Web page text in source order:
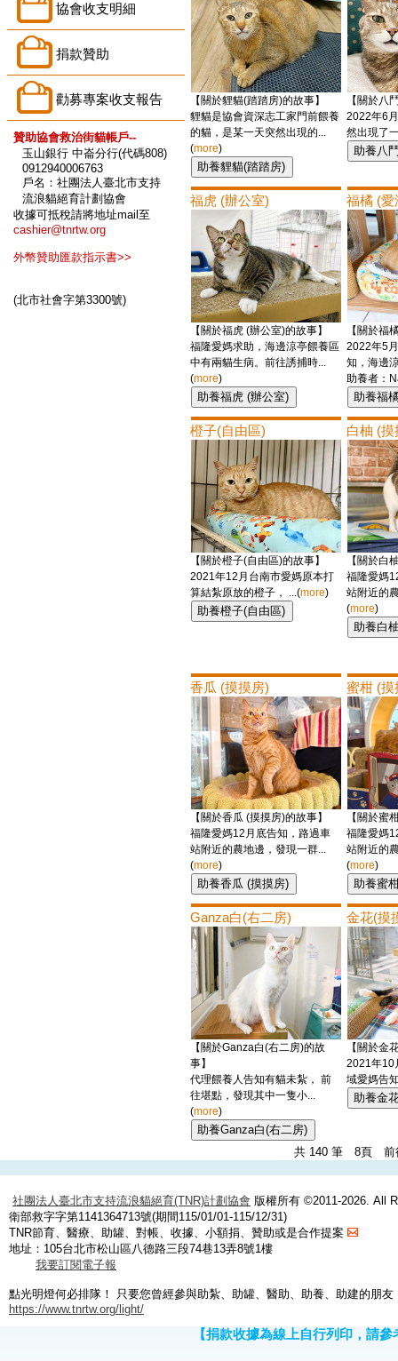
協會收支明細
捐款贊助
勸募專案收支報告
贊助協會救治街貓帳戶--
玉山銀行 中崙分行(代碼808)
0912940006763
戶名：社團法人臺北市支持
流浪貓絕育計劃協會
收據可抵稅請將地址mail至
cashier@tnrtw.org
外幣贊助匯款指示書>>
(北市社會字第3300號)
【關於貍貓(踏踏房)的故事】
貍貓是協會資深志工家門前餵養
的貓，是某一天突然出現的...
(more)
【關於八
2022年6
然出現了
福虎 (辦公室)
【關於福虎 (辦公室)的故事】
福隆愛媽求助，海邊涼亭餵養區
中有兩貓生病。前往誘捕時...
(more)
福橘 (愛
【關於福
2022年5
知，海邊
助養者：
橙子(自由區)
【關於橙子(自由區)的故事】
2021年12月台南市愛媽原本打
算結紮原放的橙子， ...(more)
白柚 (
【關於白
福隆愛媽
站附近的
(more)
香瓜 (摸摸房)
【關於香瓜 (摸摸房)的故事】
福隆愛媽12月底告知，路過車
站附近的農地邊，發現一群...
(more)
蜜柑 (摸
【關於蜜
福隆愛媽
站附近的
(more)
Ganza白(右二房)
【關於Ganza白(右二房)的故
事】
代理餵養人告知有貓未紮， 前
往堪點，發現其中一隻小...
(more)
金花(摸
【關於金
2021年10
域愛媽告
共 140 筆 8頁 前
社團法人臺北市支持流浪貓絕育(TNR)計劃協會 版權所有 ©2011-2026. All
衛部救字字第1141364713號(期間115/01/01-115/12/31)
TNR節育、醫療、助罐、對帳、收據、小額捐、贊助或是合作提案
地址：105台北市松山區八德路三段74巷13弄8號1樓
我要訂閱電子報
點光明燈何必排隊！ 只要您曾經參與助紮、助罐、醫助、助養、助建的朋
https://www.tnrtw.org/light/
【捐款收據為線上自行列印，請參